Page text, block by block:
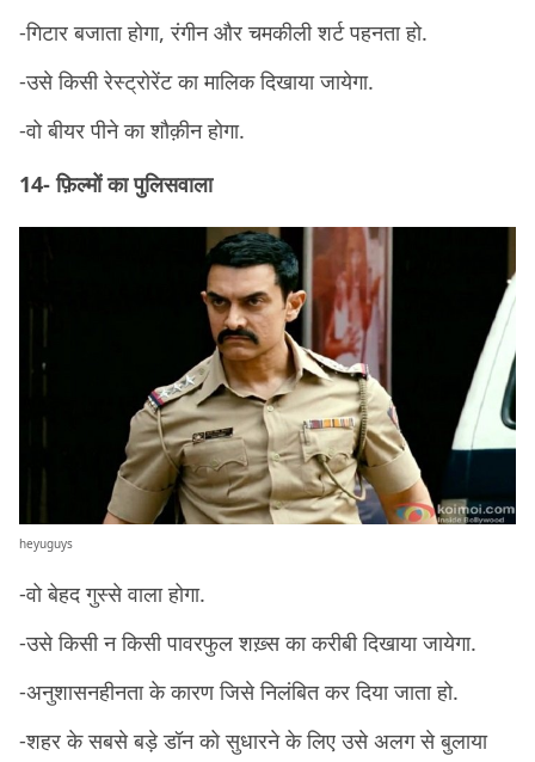
-गिटार बजाता होगा, रंगीन और चमकीली शर्ट पहनता हो.
-उसे किसी रेस्ट्रोरेंट का मालिक दिखाया जायेगा.
-वो बीयर पीने का शौक़ीन होगा.
14- फ़िल्मों का पुलिसवाला
heyuguys
-वो बेहद गुस्से वाला होगा.
-उसे किसी न किसी पावरफुल शख़्स का करीबी दिखाया जायेगा.
-अनुशासनहीनता के कारण जिसे निलंबित कर दिया जाता हो.
-शहर के सबसे बड़े डॉन को सुधारने के लिए उसे अलग से बुलाया